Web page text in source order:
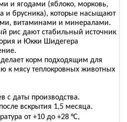
и ягодами (яблоко, морковь,
и брусника), которые насыщают
витаминами и минералами.
рис дают стабильный источник
и Юкки Шидегера
делает корм подходящим для
к мясу теплокровных животных
с даты производства.
вскрытия 1,5 месяца.
от +10 до +28 °C,